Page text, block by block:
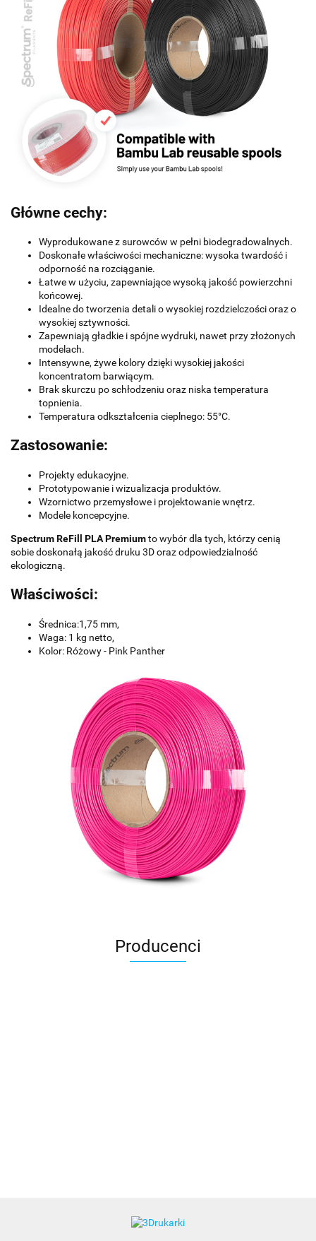
Główne cechy:
Wyprodukowane z surowców w pełni biodegradowalnych.
Doskonałe właściwości mechaniczne: wysoka twardość i
odporność na rozciąganie.
Łatwe w użyciu, zapewniające wysoką jakość powierzchni
końcowej.
Idealne do tworzenia detali o wysokiej rozdzielczości oraz o
wysokiej sztywności.
Zapewniają gładkie i spójne wydruki, nawet przy złożonych
modelach.
Intensywne, żywe kolory dzięki wysokiej jakości
koncentratom barwiącym.
Brak skurczu po schłodzeniu oraz niska temperatura
topnienia.
Temperatura odkształcenia cieplnego: 55°C.
Zastosowanie:
Projekty edukacyjne.
Prototypowanie i wizualizacja produktów.
Wzornictwo przemysłowe i projektowanie wnętrz.
Modele koncepcyjne.
Spectrum ReFill PLA Premiumto wybór dla tych, którzy cenią
sobie doskonałą jakość druku 3D oraz odpowiedzialność
ekologiczną.
Właściwości:
Średnica:1,75 mm,
Waga: 1 kg netto,
Kolor: Różowy - Pink Panther
Producenci